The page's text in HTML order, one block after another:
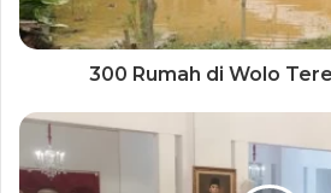
300 Rumah di Wolo